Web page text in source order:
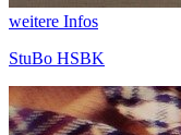
weitere Infos
StuBo HSBK